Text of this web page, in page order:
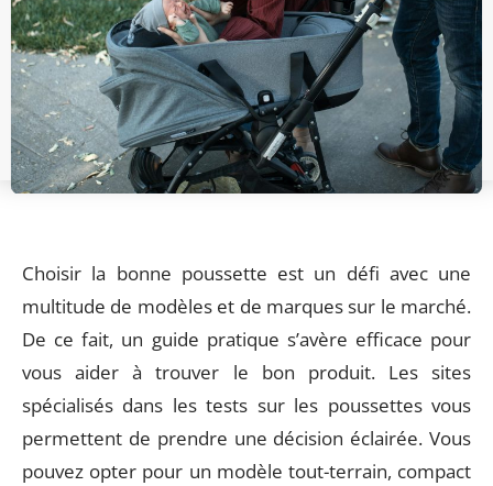
Choisir la bonne poussette est un défi avec une
multitude de modèles et de marques sur le marché.
De ce fait, un guide pratique s’avère efficace pour
vous aider à trouver le bon produit. Les sites
spécialisés dans les tests sur les poussettes vous
permettent de prendre une décision éclairée. Vous
pouvez opter pour un modèle tout-terrain, compact